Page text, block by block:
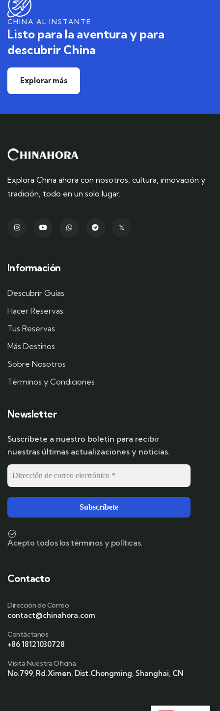
CHINA AL INSTANTE
Listo para la aventura y para
descubrir China
Explorar más
Explora China ahora con nosotros, cultura, innovación y
tradición, todo en un solo lugar.
Información
Descubrir Guías
Hacer Reservas
Tus Reservas
Más Destinos
Sobre Nosotros
Términos y Condiciones
Newsletter
Suscríbete a nuestro boletín para recibir
nuestras últimas actualizaciones y noticias.
Acepto todos los términos y políticas.
Contacto
Dirección de Correo
contact@chinahora.com
Contáctanos
+86 18121030728
Visita Nuestra Oficina
No.799, Rd.Ximen, Dist.Chongming, Shanghai, CN